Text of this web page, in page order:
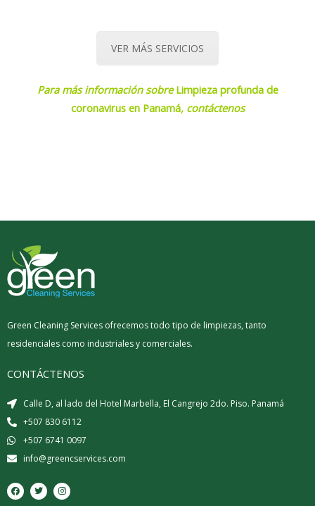
VER MÁS SERVICIOS
Para más información sobreLimpieza profunda de
coronavirus en Panamá, contáctenos
Green Cleaning Services ofrecemos todo tipo de limpiezas, tanto
residenciales como industriales y comerciales.
CONTÁCTENOS
Calle D, al lado del Hotel Marbella, El Cangrejo 2do. Piso. Panamá
+507 830 6112
+507 6741 0097
info@greencservices.com
F
a
c
T
w
i
I
n
s